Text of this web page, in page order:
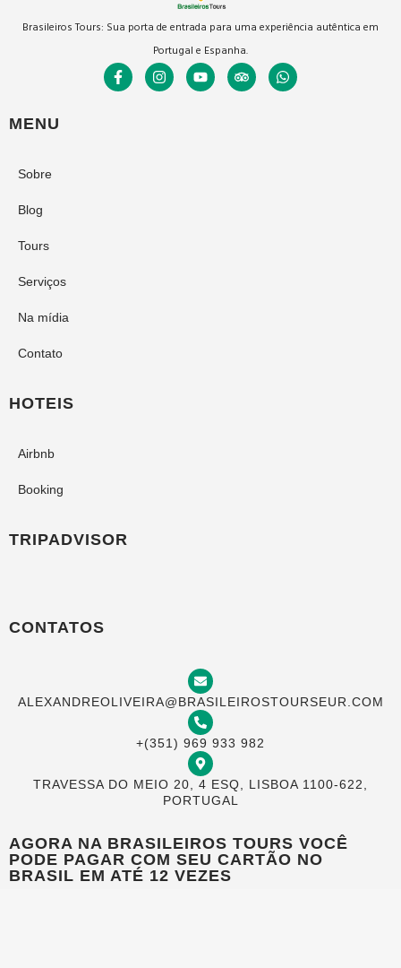
Brasileiros Tours: Sua porta de entrada para uma experiência autêntica em
Portugal e Espanha.
MENU
Sobre
Blog
Tours
Serviços
Na mídia
Contato
HOTEIS
Airbnb
Booking
TRIPADVISOR
CONTATOS
ALEXANDREOLIVEIRA@BRASILEIROSTOURSEUR.COM
+(351) 969 933 982
TRAVESSA DO MEIO 20, 4 ESQ, LISBOA 1100-622,
PORTUGAL
AGORA NA BRASILEIROS TOURS VOCÊ
PODE PAGAR COM SEU CARTÃO NO
BRASIL EM ATÉ 12 VEZES